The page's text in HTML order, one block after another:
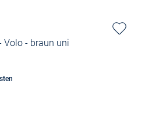
Volo- braun uni